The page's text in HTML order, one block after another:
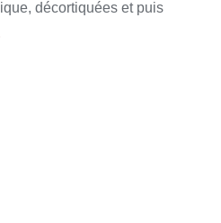
décortiquées et puis